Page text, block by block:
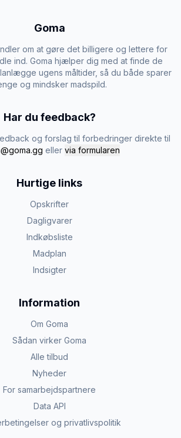
Goma
om at gøre det billigere og lettere for
ind. Goma hjælper dig med at finde de
ugens måltider, så du både sparer
og mindsker madspild.
Har du feedback?
og forslag til forbedringer direkte til
eller via formularen
Hurtige links
Opskrifter
Dagligvarer
Indkøbsliste
Madplan
Indsigter
Information
Om Goma
Sådan virker Goma
Alle tilbud
Nyheder
For samarbejdspartnere
Data API
og privatlivspolitik